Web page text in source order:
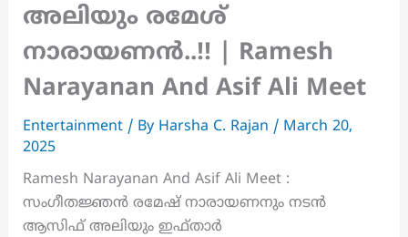
അലിയും രമേശ്
നാരായണൻ..!! | Ramesh
Narayanan And Asif Ali Meet
Entertainment/ By Harsha C. Rajan / March 20,
2025
Ramesh Narayanan And Asif Ali Meet :
സംഗീതജ്ഞന്‍ രമേഷ് നാരായണനും നടൻ
ആസിഫ് അലിയും ഇഫ്താർ